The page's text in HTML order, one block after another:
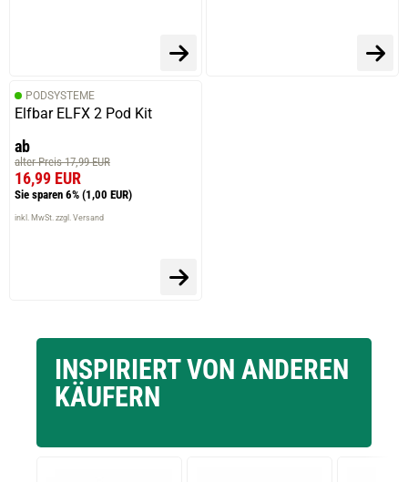
PODSYSTEME
Elfbar ELFX 2 Pod Kit
ab
alter Preis 17,99 EUR
16,99 EUR
Sie sparen 6% (1,00 EUR)
inkl. MwSt. zzgl. Versand
INSPIRIERT VON ANDEREN
KÄUFERN